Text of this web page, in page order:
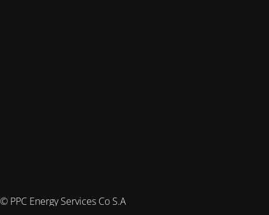
© PPC Energy Services Co S.A